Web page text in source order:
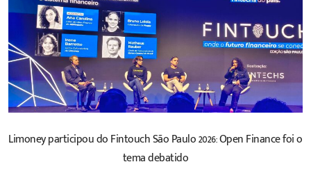
Limoney participou do Fintouch São Paulo 2026: Open Finance foi o
tema debatido